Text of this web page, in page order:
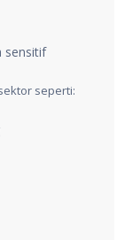
sensitif
seperti: